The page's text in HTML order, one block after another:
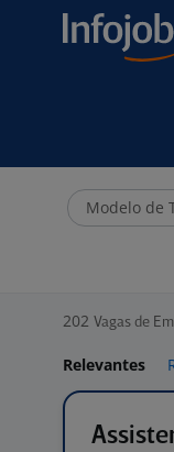
Modelo de
202 Vagas de
Relevantes